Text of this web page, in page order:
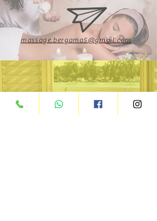
massage.bergamo5@gmail.com